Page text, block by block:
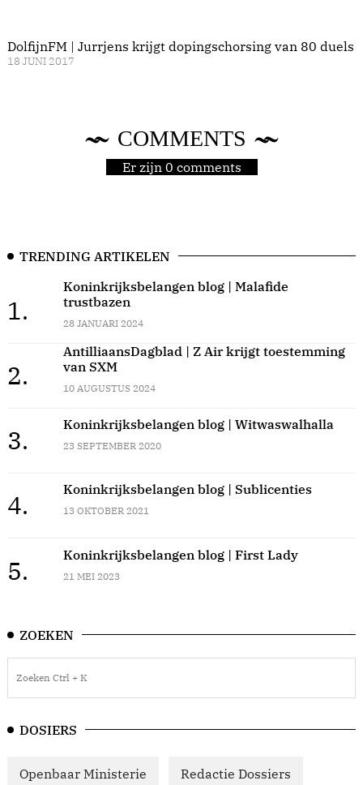
DolfijnFM | Jurrjens krijgt dopingschorsing van 80 duels
18 JUNI 2017
COMMENTS
Er zijn 0 comments
TRENDING ARTIKELEN
1.
Koninkrijksbelangen blog | Malafide
trustbazen
28 JANUARI 2024
2.
AntilliaansDagblad | Z Air krijgt toestemming
van SXM
10 AUGUSTUS 2024
3.
Koninkrijksbelangen blog | Witwaswalhalla
23 SEPTEMBER 2020
4.
Koninkrijksbelangen blog | Sublicenties
13 OKTOBER 2021
5.
Koninkrijksbelangen blog | First Lady
21 MEI 2023
ZOEKEN
DOSIERS
Openbaar Ministerie Redactie Dossiers